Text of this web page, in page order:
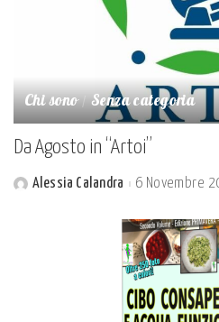
Chi sono Senza categoria
Da Agosto in “Artoi”
PostedAlessia Calandra 6 Novembre